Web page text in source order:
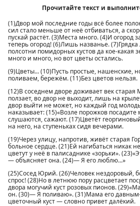
Прочитайте текст и
(1)Двор мой последние годы всё более
сил стало меньше от неё отбиваться, а
пускай растёт. (З)Места много. (4)И огород
теперь огород! (6)Лишь названье. (7)Грядка
полсотни помидорных кустов да кое-какая
много и много, но вот цветы остались.
(9)Цветы... (10)Пусть простые, нашенские,
поливаем, бережём. (11)Без цветов нельзя.
(12)В соседнем дворе доживает век
ползает, во двор не выходит, лишь на
двор выйти не может, но каждый год
наказывает: (15)«Возле порожков посадите
слушаются, сажают. (17)Цветёт
на него, на ступеньках сидя вечерами.
(19)Через улицу, напротив, живёт старая
больное сердце. (21)Ей нагибаться никак
цветут у неё в палисаднике «зорьки».
— объясняет она. (24)— Я его люблю...»
(25)Сосед Юрий. (26)Человек нездоровый,
спрос! (28)Но в летнюю пору расцветает
двора могучий куст розовых пионов.
он. (30)— Я поливаю». (31)Мама его
цветочный куст — словно привет далёкий.